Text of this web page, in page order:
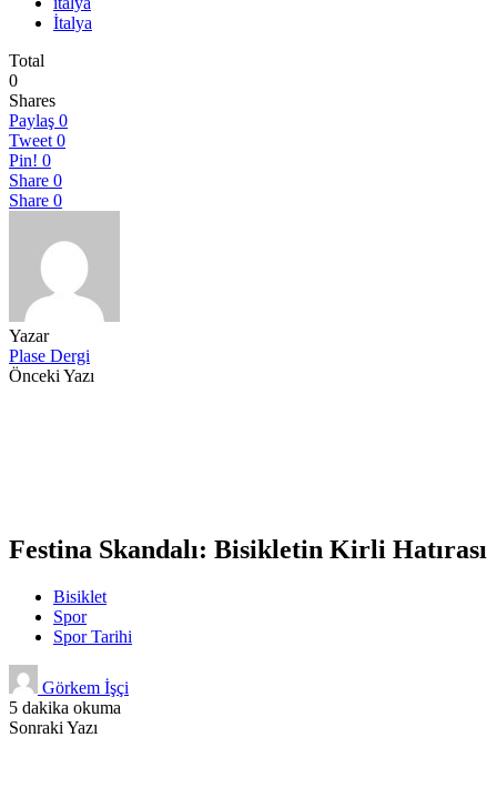
İtalya
Total
0
Shares
Paylaş 0
Tweet 0
Pin! 0
Share 0
Share 0
Yazar
Plase Dergi
Önceki Yazı
Festina Skandalı: Bisikletin Kirli Hatırası
Bisiklet
Spor
Spor Tarihi
Görkem İşçi
5 dakika okuma
Sonraki Yazı